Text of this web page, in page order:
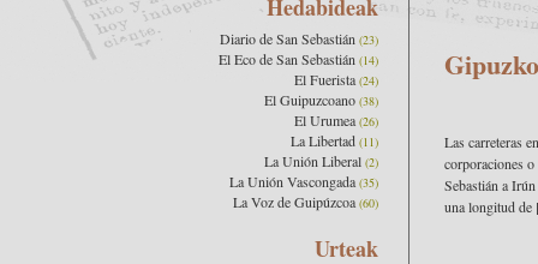
Las carreteras
corporaciones
Sebastián a
una longitud de
Hedabideak
Diario de San Sebastián (23)
El Eco de San Sebastián (14)
El Fuerista (24)
El Guipuzcoano (38)
El Urumea (26)
La Libertad (11)
La Unión Liberal (2)
La Unión Vascongada (35)
La Voz de Guipúzcoa (60)
Urteak